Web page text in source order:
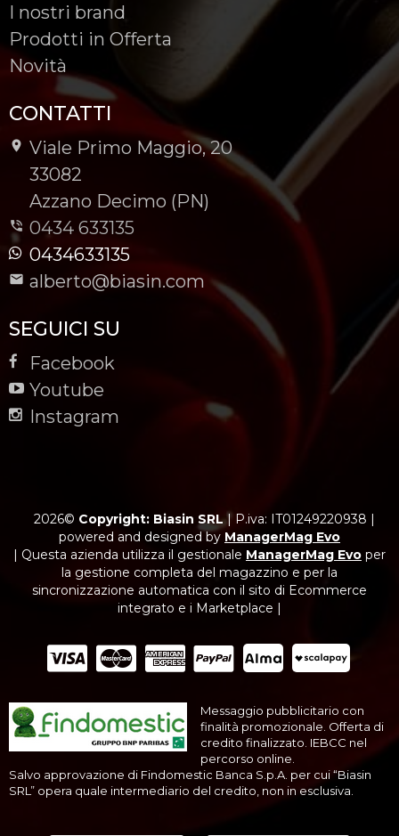
I nostri brand
Prodotti in Offerta
Novità
CONTATTI
Viale Primo Maggio, 20
-
33082
-
Azzano Decimo (PN)
0434 633135
0434633135
alberto@biasin.com
SEGUICI SU
Facebook
Youtube
Instagram
2026© Copyright: Biasin SRL| P.iva: IT01249220938 |
powered and designed by ManagerMag Evo
| Questa azienda utilizza il gestionale ManagerMag Evo per
la gestione completa del magazzino e per la
sincronizzazione automatica con il sito di Ecommerce
integrato e i Marketplace |
Messaggio pubblicitario con
finalità promozionale. Offerta di
credito finalizzato. IEBCC nel
percorso online.
Salvo approvazione di Findomestic Banca S.p.A. per cui “Biasin
SRL” opera quale intermediario del credito, non in esclusiva.